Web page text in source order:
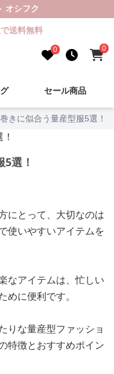
オシフク
送料無料
0 0
セール商品
きに似合う量産型服5選！
選！
にとって、大切なのは
使いやすいアイテムを
なアイテムは、忙しい
に便利です。
りな量産型ファッショ
特徴とおすすめポイン